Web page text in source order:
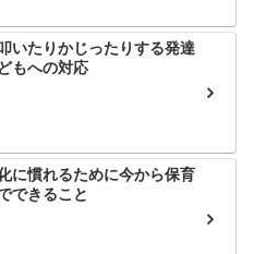
いたりかじったりする発達
もへの対応
に慣れるために今から保育
できること